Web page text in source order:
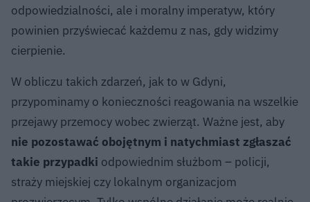
odpowiedzialności, ale i moralny imperatyw, który
powinien przyświecać każdemu z nas, gdy widzimy
cierpienie.
W obliczu takich zdarzeń, jak to w Gdyni,
przypominamy o konieczności reagowania na wszelkie
przejawy przemocy wobec zwierząt. Ważne jest, aby
nie pozostawać obojętnym i natychmiast zgłaszać
takie przypadki odpowiednim służbom – policji,
straży miejskiej czy lokalnym organizacjom